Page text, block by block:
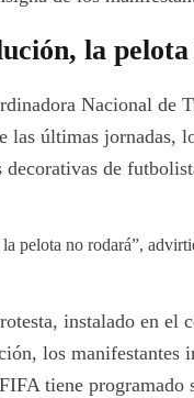
la
Nacional de
las últimas jornadas,
decorativas de
pelota no rodará”,
instalado en el
los manifestantes
tiene